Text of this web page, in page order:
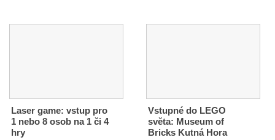
Laser game: vstup pro
1 nebo 8 osob na 1 či 4
hry
Vstupné do LEGO
světa: Museum of
Bricks Kutná Hora